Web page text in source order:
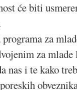
će biti
za
za
i te kako